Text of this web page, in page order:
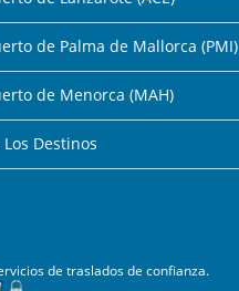
de Palma de Mallorca (PMI)
de Menorca (MAH)
Destinos
de traslados de confianza.